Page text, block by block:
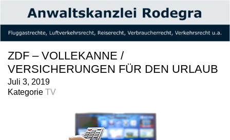
ZDF – VOLLEKANNE /
VERSICHERUNGEN FÜR DEN URLAUB
Juli 3, 2019
Kategorie TV